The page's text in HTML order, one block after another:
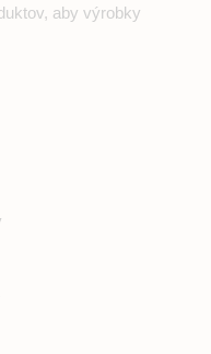
aby výrobky